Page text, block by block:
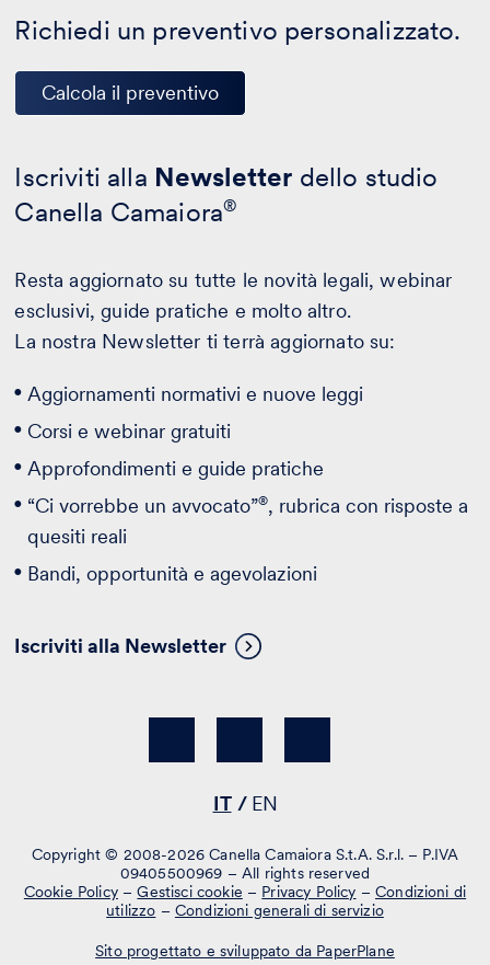
Richiedi un preventivo personalizzato.
Calcola il preventivo
Iscriviti alla Newsletter dello studio
Canella Camaiora®
Resta aggiornato su tutte le novità legali, webinar
esclusivi, guide pratiche e molto altro.
La nostra Newsletter ti terrà aggiornato su:
Aggiornamenti normativi e nuove leggi
Corsi e webinar gratuiti
Approfondimenti e guide pratiche
“Ci vorrebbe un avvocato”®, rubrica con risposte a
quesiti reali
Bandi, opportunità e agevolazioni
Iscriviti alla Newsletter
IT EN
Copyright © 2008-2026 Canella Camaiora S.t.A. S.r.l. – P.IVA
09405500969 – All rights reserved
Cookie Policy–Gestisci cookie – Privacy Policy –Condizioni di
utilizzo – Condizioni generali di servizio
Sito progettato e sviluppato da PaperPlane